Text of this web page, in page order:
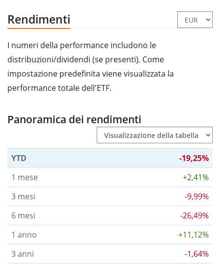
Rendimenti
I numeri della performance includono le
distribuzioni/dividendi (se presenti). Come
impostazione predefinita viene visualizzata la
performance totale dell'ETF.
Panoramica dei rendimenti
YTD
-19,25%
1 mese
+2,41%
3 mesi
-9,99%
6 mesi
-26,49%
1 anno
+11,12%
3 anni
-1,64%